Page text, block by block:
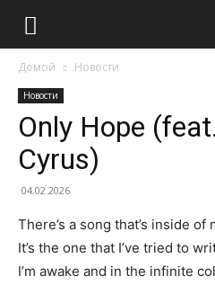
Домой Новости
Новости
Only Hope
Cyrus)
04.02.2026
There’s a song that’s inside of
It’s the one that I’ve tried to
I’m awake and in the infinite